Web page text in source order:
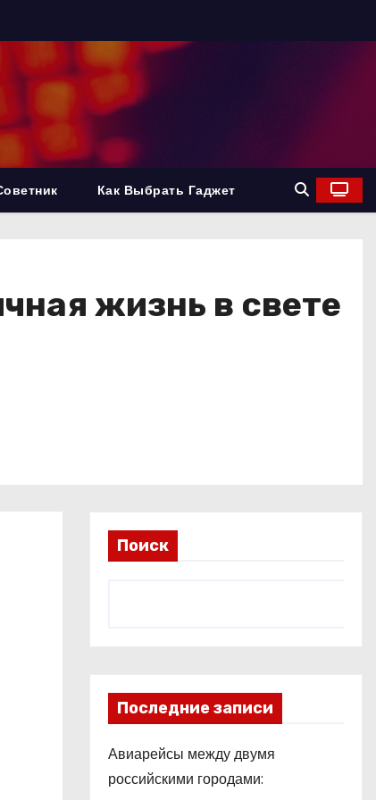
Как Выбрать Гаджет
жизнь в свете
Поиск
Последние записи
Авиарейсы между двумя
российскими городами: